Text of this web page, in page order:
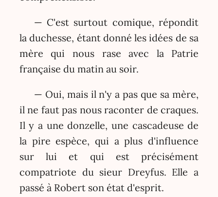
— C'est surtout comique, répondit
la duchesse, étant donné les idées de sa
mère qui nous rase avec la Patrie
française du matin au soir.
— Oui, mais il n'y a pas que sa mère,
il ne faut pas nous raconter de craques.
Il y a une donzelle, une cascadeuse de
la pire espèce, qui a plus d'influence
sur lui et qui est précisément
compatriote du sieur Dreyfus. Elle a
passé à Robert son état d'esprit.